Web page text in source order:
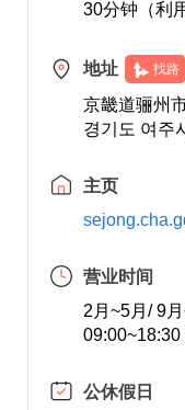
30分钟（利
地址 找路
京畿道骊州
경기도 여주
主页
营业时间
2月~5月/ 9
公休假日